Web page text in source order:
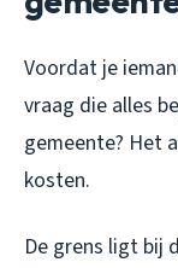
Voordat je
vraag die alles
gemeente? Het
kosten.
De grens ligt bij